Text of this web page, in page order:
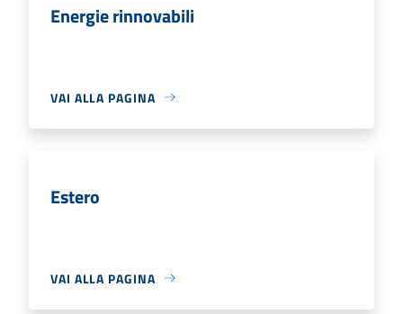
Energie rinnovabili
VAI ALLA PAGINA
Estero
VAI ALLA PAGINA